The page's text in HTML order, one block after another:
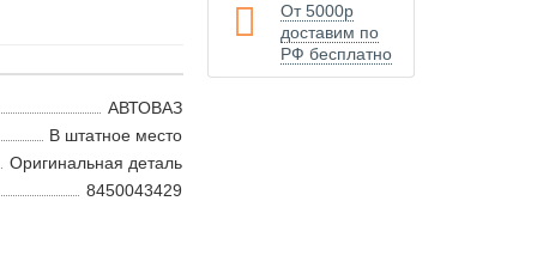
АВТОВАЗ
В штатное место
Оригинальная деталь
8450043429
От 5000р
доставим по
РФ бесплатно